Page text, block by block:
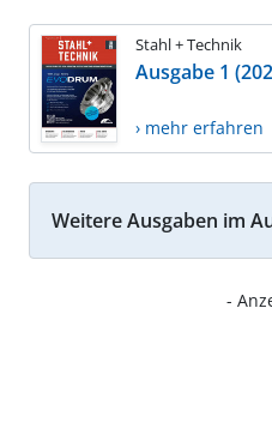
Stahl + Technik
Ausgabe 1
› mehr erfahren
Weitere Ausgaben im
-